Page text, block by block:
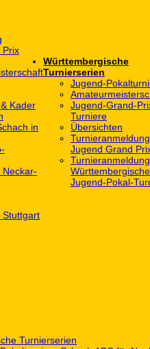
Prix
Kader
in
Neckar-
Stuttgart
Württembergische
Turnierserien
Jugend-
Jugend-Grand-
Turniere
Übersichten
Jugend Grand
Württembergische
Jugend-Pokal-
Turnierserien